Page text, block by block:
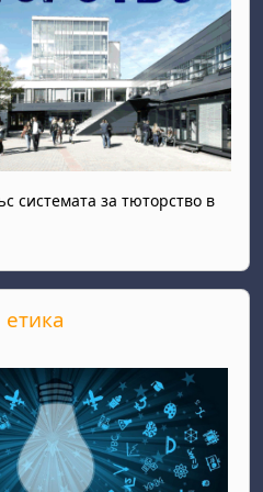
системата за тюторство в
етика